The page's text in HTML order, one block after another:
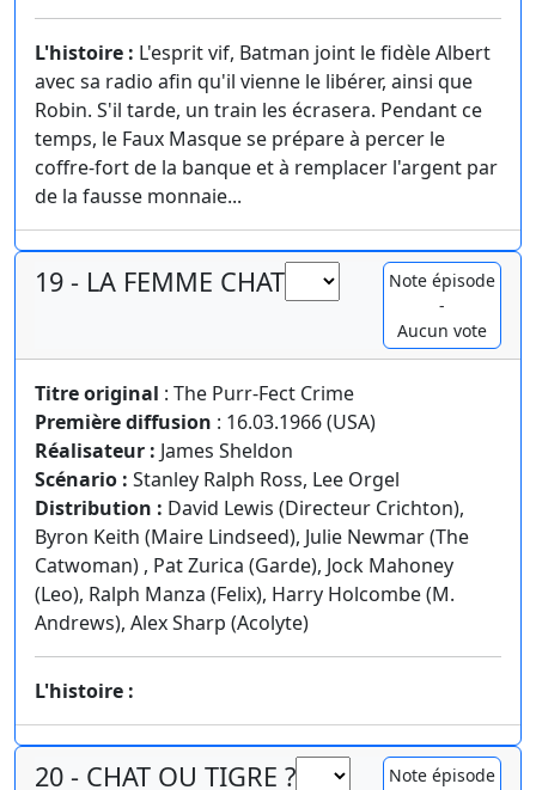
L'histoire : L'esprit vif, Batman joint le fidèle Albert
avec sa radio afin qu'il vienne le libérer, ainsi que
Robin. S'il tarde, un train les écrasera. Pendant ce
temps, le Faux Masque se prépare à percer le
coffre-fort de la banque et à remplacer l'argent par
de la fausse monnaie...
19 - LA FEMME CHAT
Note épisode
-
Aucun vote
Titre original : The Purr-Fect Crime
Première diffusion : 16.03.1966 (USA)
Réalisateur : James Sheldon
Scénario : Stanley Ralph Ross, Lee Orgel
Distribution : David Lewis (Directeur Crichton),
Byron Keith (Maire Lindseed), Julie Newmar (The
Catwoman) , Pat Zurica (Garde), Jock Mahoney
(Leo), Ralph Manza (Felix), Harry Holcombe (M.
Andrews), Alex Sharp (Acolyte)
L'histoire :
20 - CHAT OU TIGRE ?
Note épisode